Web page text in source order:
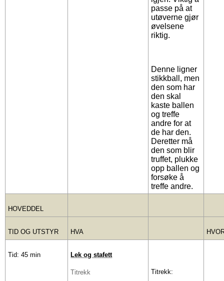
passe på at
utøverne gjør
øvelsene
riktig.
Denne ligner
stikkball, men
den som har
den skal
kaste ballen
og treffe
andre for at
de har den.
Deretter må
den som blir
truffet, plukke
opp ballen og
forsøke å
treffe andre.
HOVEDDEL
TID OG UTSTYR HVA
Tid: 45 min Lek og stafett
Titrekk Titrekk: